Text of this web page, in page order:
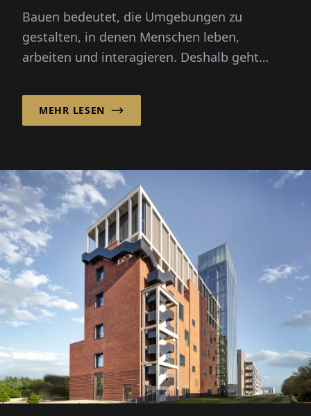
Bauen bedeutet, die Umgebungen zu
gestalten, in denen Menschen leben,
arbeiten und interagieren. Deshalb geht
MEHR LESEN